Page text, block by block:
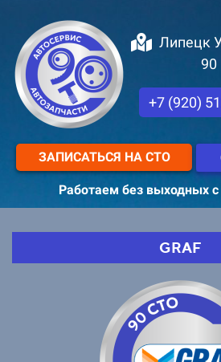
Липецк
90
+7 (920)
ЗАПИСАТЬСЯ НА СТО
Работаем без выходных
GRAF